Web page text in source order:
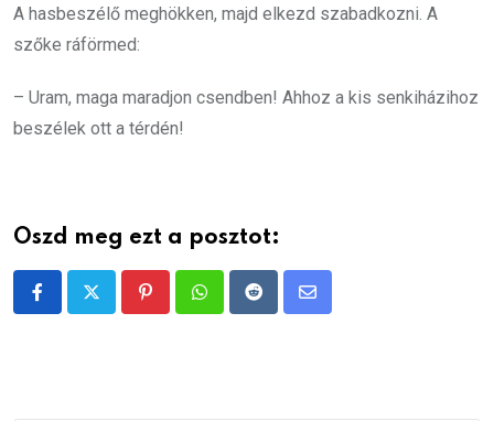
A hasbeszélő meghökken, majd elkezd szabadkozni. A
szőke ráförmed:
– Uram, maga maradjon csendben! Ahhoz a kis senkiházihoz
beszélek ott a térdén!
Oszd meg ezt a posztot:
PinterestWhatsappRedditShare